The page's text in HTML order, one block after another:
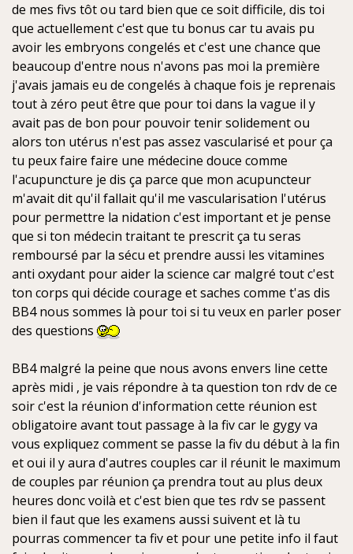
de mes fivs tôt ou tard bien que ce soit difficile, dis toi
que actuellement c'est que tu bonus car tu avais pu
avoir les embryons congelés et c'est une chance que
beaucoup d'entre nous n'avons pas moi la première
j'avais jamais eu de congelés à chaque fois je reprenais
tout à zéro peut être que pour toi dans la vague il y
avait pas de bon pour pouvoir tenir solidement ou
alors ton utérus n'est pas assez vascularisé et pour ça
tu peux faire faire une médecine douce comme
l'acupuncture je dis ça parce que mon acupuncteur
m'avait dit qu'il fallait qu'il me vascularisation l'utérus
pour permettre la nidation c'est important et je pense
que si ton médecin traitant te prescrit ça tu seras
remboursé par la sécu et prendre aussi les vitamines
anti oxydant pour aider la science car malgré tout c'est
ton corps qui décide courage et saches comme t'as dis
BB4 nous sommes là pour toi si tu veux en parler poser
des questions
BB4 malgré la peine que nous avons envers line cette
après midi , je vais répondre à ta question ton rdv de ce
soir c'est la réunion d'information cette réunion est
obligatoire avant tout passage à la fiv car le gygy va
vous expliquez comment se passe la fiv du début à la fin
et oui il y aura d'autres couples car il réunit le maximum
de couples par réunion ça prendra tout au plus deux
heures donc voilà et c'est bien que tes rdv se passent
bien il faut que les examens aussi suivent et là tu
pourras commencer ta fiv et pour une petite info il faut